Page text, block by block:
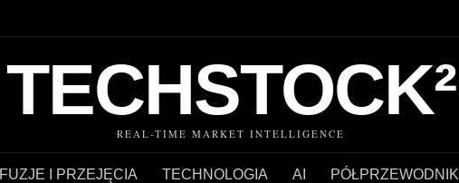
TECHSTOCK²
REAL-TIME MARKET INTELLIGENCE
FUZJE I PRZEJĘCIA TECHNOLOGIA AI PÓŁPRZEWODNIKI